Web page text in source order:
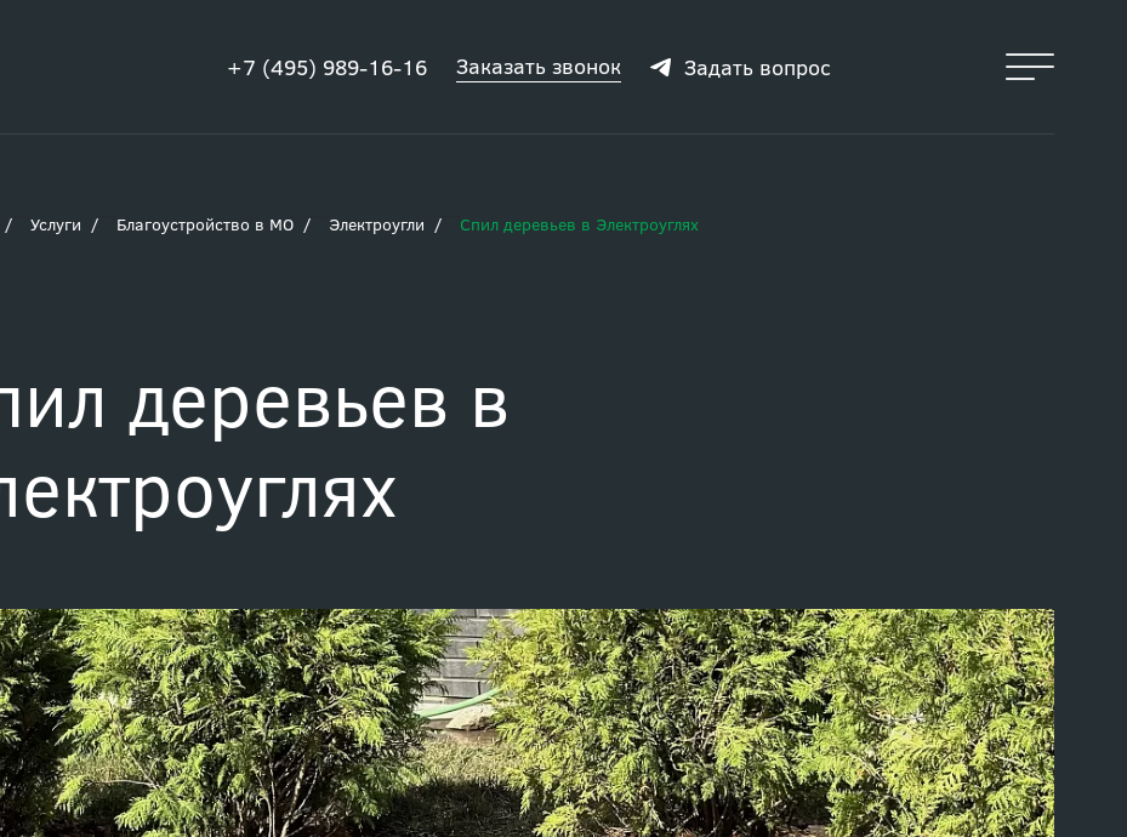
+7 (495) 989-16-16 Заказать звонок Задать вопрос
Услуги Благоустройство в МО Электроугли Спил деревьев в Электроуглях
деревьев в